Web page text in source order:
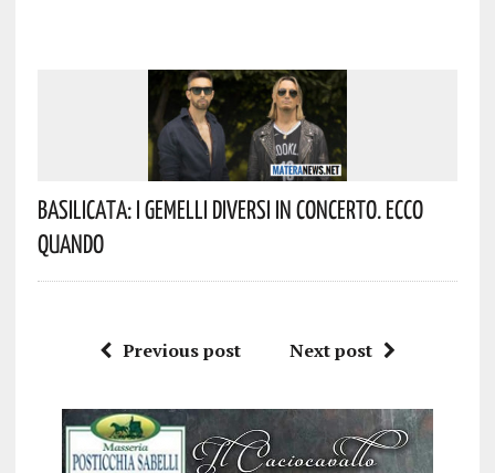
Basilicata: I Gemelli DiVersi In Concerto. Ecco
Quando
Previous post Next post